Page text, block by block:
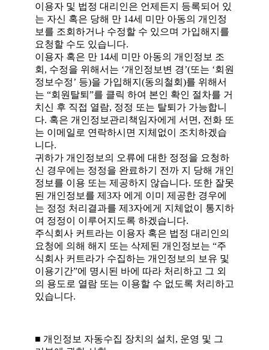
이용자 및 법정 대리인은 언제든지 등록되어 있
는 자신 혹은 당해 만 14세 미만 아동의 개인정
보를 조회하거나 수정할 수 있으며 가입해지를
요청할 수도 있습니다.
이용자 혹은 만 14세 미만 아동의 개인정보 조
회, 수정을 위해서는 ‘개인정보변 경’(또는 ‘회원
정보수정’ 등)을 가입해지(동의철회)를 위해서
는 “회원탈퇴”를 클릭 하여 본인 확인 절차를 거
치신 후 직접 열람, 정정 또는 탈퇴가 가능합니
다. 혹은 개인정보관리책임자에게 서면, 전화 또
는 이메일로 연락하시면 지체없이 조치하겠습
니다.
귀하가 개인정보의 오류에 대한 정정을 요청하
신 경우에는 정정을 완료하기 전까 지 당해 개인
정보를 이용 또는 제공하지 않습니다. 또한 잘못
된 개인정보를 제3자 에게 이미 제공한 경우에
는 정정 처리결과를 제3자에게 지체없이 통지하
여 정정이 이루어지도록 하겠습니다.
주식회사 커트라는 이용자 혹은 법정 대리인의
요청에 의해 해지 또는 삭제된 개인정보는 “주
식회사 커트라가 수집하는 개인정보의 보유 및
이용기간”에 명시된 바에 따라 처리하고 그 외
의 용도로 열람 또는 이용할 수 없도록 처리하고
있습니다.
■ 개인정보 자동수집 장치의 설치, 운영 및 그